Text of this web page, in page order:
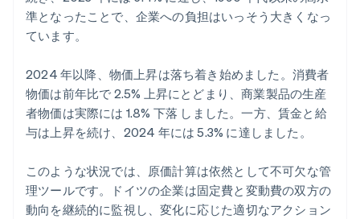
準となったことで、企業への負担はいっそう大きくなっ
ています。
2024 年以降、物価上昇は落ち着き始めました。消費者
物価は前年比で 2.5% 上昇にとどまり、商業製品の生産
者物価は実際には 1.8% 下落 しました。一方、賃金と給
与は上昇を続け、2024 年には 5.3% に達しました。
このような状況では、原価計算は依然として不可欠な管
理ツールです。ドイツの企業は固定費と変動費の双方の
動向を継続的に監視し、変化に応じた適切なアクション